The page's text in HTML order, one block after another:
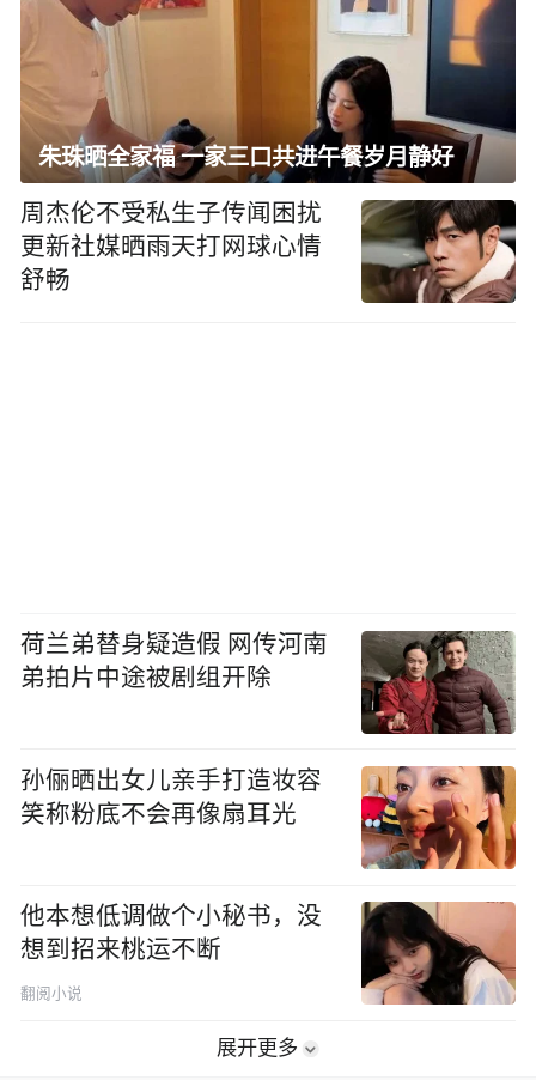
朱珠晒全家福 一家三口共进午餐岁月静好
周杰伦不受私生子传闻困扰
更新社媒晒雨天打网球心情
舒畅
荷兰弟替身疑造假 网传河南
弟拍片中途被剧组开除
孙俪晒出女儿亲手打造妆容
笑称粉底不会再像扇耳光
他本想低调做个小秘书，没
想到招来桃运不断
翻阅小说
展开更多